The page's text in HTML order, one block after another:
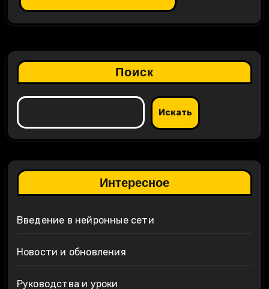
Поиск
Искать
Интересное
Введение в нейронные сети
Новости и обновления
Руководства и уроки